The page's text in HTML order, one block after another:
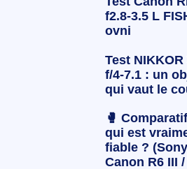
f2.8-3.5 L
ovni
Test NIKKOR
f/4-7.1 : un
qui vaut le
🥊
qui est
fiable ?
Canon R6 III